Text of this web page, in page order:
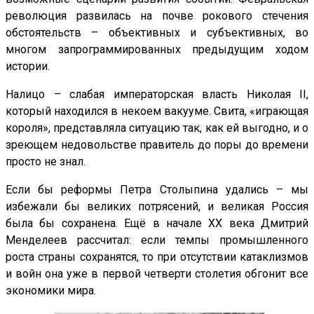
революция развилась на почве рокового стечения
обстоятельств – объективных и субъективных, во
многом запрограммированных предыдущим ходом
истории.
Налицо – слабая императорская власть Николая
,
который находился в некоем вакууме. Свита, «играющая
короля», представляла ситуацию так, как ей выгодно, и о
зреющем недовольстве правитель до поры до времени
просто не знал.
Если бы реформы Петра Столыпина удались – мы
избежали бы великих потрясений, и великая Россия
была бы сохранена. Ещё в началеXX века Дмитрий
Менделеев рассчитал: если темпы промышленного
роста страны сохранятся, то при отсутствии катаклизмов
и войн она уже в первой четверти столетия обгонит все
экономики мира.